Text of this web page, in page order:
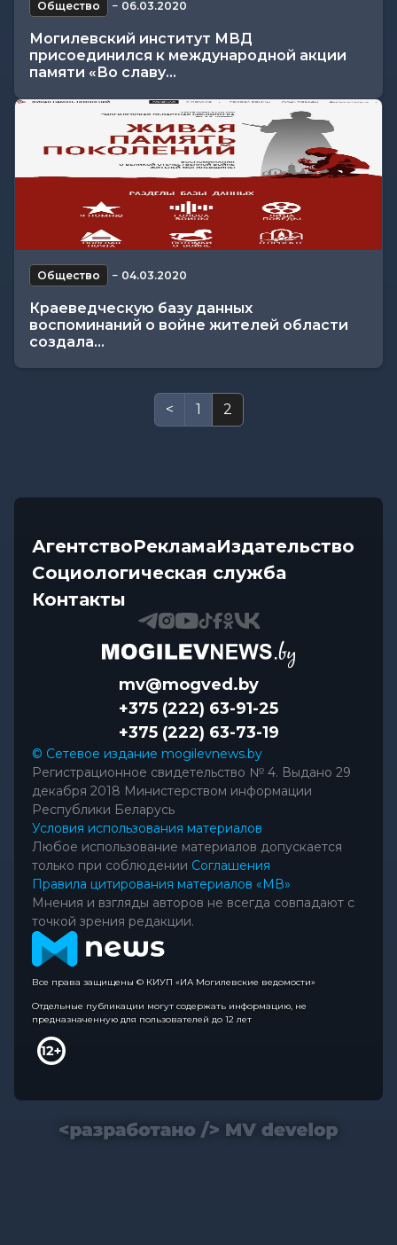
Общество − 06.03.2020
Могилевский институт МВД
присоединился к международной акции
памяти «Во славу...
Общество − 04.03.2020
Краеведческую базу данных
воспоминаний о войне жителей области
создала...
< 1 2
АгентствоРекламаИздательство
Социологическая служба
Контакты
mv@mogved.by
+375 (222) 63-91-25
+375 (222) 63-73-19
© Сетевое издание mogilevnews.by
Регистрационное свидетельство № 4. Выдано 29
декабря 2018 Министерством информации
Республики Беларусь
Условия использования материалов
Любое использование материалов допускается
только при соблюдении Соглашения
Правила цитирования материалов «МВ»
Мнения и взгляды авторов не всегда совпадают с
точкой зрения редакции.
Все права защищены © КИУП «ИА Могилевские ведомости»
Отдельные публикации могут содержать информацию, не
предназначенную для пользователей до 12 лет